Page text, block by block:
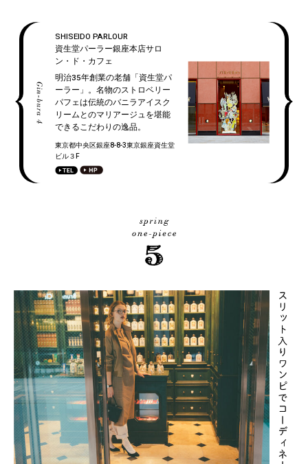
SHISEIDO PARLOUR
資生堂パーラー銀座本店サロ
ン・ド・カフェ
明治35年創業の老舗「資生堂パ
ーラー」。名物のストロベリー
パフェは伝統のバニラアイスク
リームとのマリアージュを堪能
できるこだわりの逸品。
東京都中央区銀座8-8-3東京銀座資生堂
ビル３F